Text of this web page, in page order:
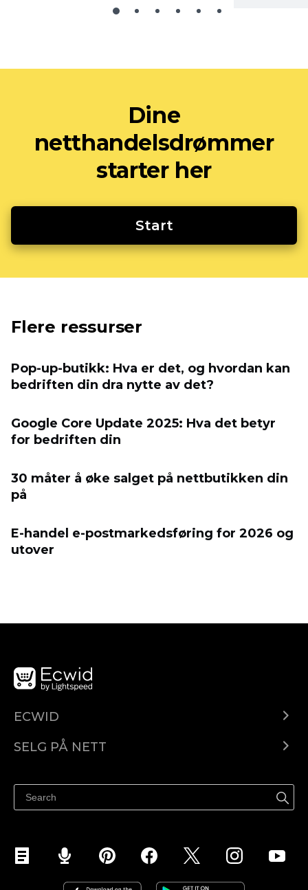
Dine
netthandelsdrømmer
starter her
Start
Flere ressurser
Pop-up-butikk: Hva er det, og hvordan kan
bedriften din dra nytte av det?
Google Core Update 2025: Hva det betyr
for bedriften din
30 måter å øke salget på nettbutikken din
på
E-handel e-postmarkedsføring for 2026 og
utover
ECWID
Pris
SELG PÅ NETT
Selg på Facebook
Selg på Instagram